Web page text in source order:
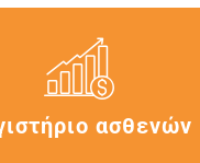
ασθενών